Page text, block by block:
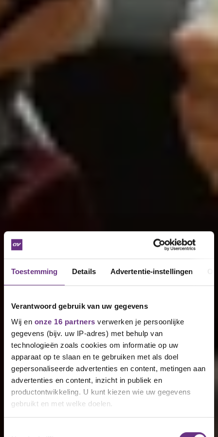
Toestemming Details Advertentie-instellingen
Verantwoord gebruik van uw gegevens
Wij en onze 16 partners verwerken je persoonlijke
gegevens (bijv. uw IP-adres) met behulp van
technologieën zoals cookies om informatie op uw
apparaat op te slaan en te gebruiken met als doel
gepersonaliseerde advertenties en content, metingen aan
advertenties en content, inzicht in publiek en
productontwikkeling. U kunt kiezen wie uw gegevens
gebruikt en met welke doelen.